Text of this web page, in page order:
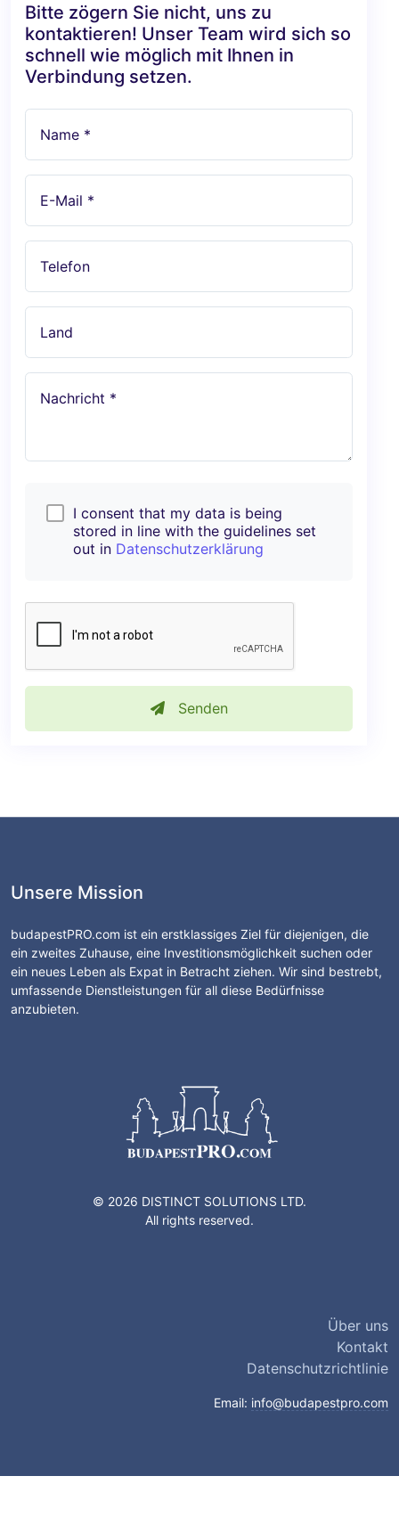
Bitte zögern Sie nicht, uns zu
kontaktieren! Unser Team wird sich so
schnell wie möglich mit Ihnen in
Verbindung setzen.
Name *
E-Mail *
Telefon
Land
Nachricht *
I consent that my data is being
stored in line with the guidelines set
out in Datenschutzerklärung
Senden
Unsere Mission
budapestPRO.com ist ein erstklassiges Ziel für diejenigen, die
ein zweites Zuhause, eine Investitionsmöglichkeit suchen oder
ein neues Leben als Expat in Betracht ziehen. Wir sind bestrebt,
umfassende Dienstleistungen für all diese Bedürfnisse
anzubieten.
© 2026 DISTINCT SOLUTIONS LTD.
All rights reserved.
Über uns
Kontakt
Datenschutzrichtlinie
Email: info@budapestpro.com